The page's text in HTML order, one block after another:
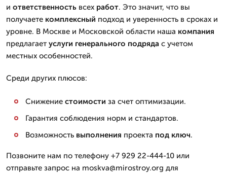
и ответственность всех работ. Это значит, что вы
получаете комплексный подход и уверенность в сроках и
уровне. В Москве и Московской области наша компания
предлагает услуги генерального подряда с учетом
местных особенностей.
Среди других плюсов:
Снижение стоимости за счет оптимизации.
Гарантия соблюдения норм и стандартов.
Возможность выполнения проекта под ключ.
Позвоните нам по телефону +7 929 22-444-10 или
отправьте запрос на moskva@mirostroy.org для